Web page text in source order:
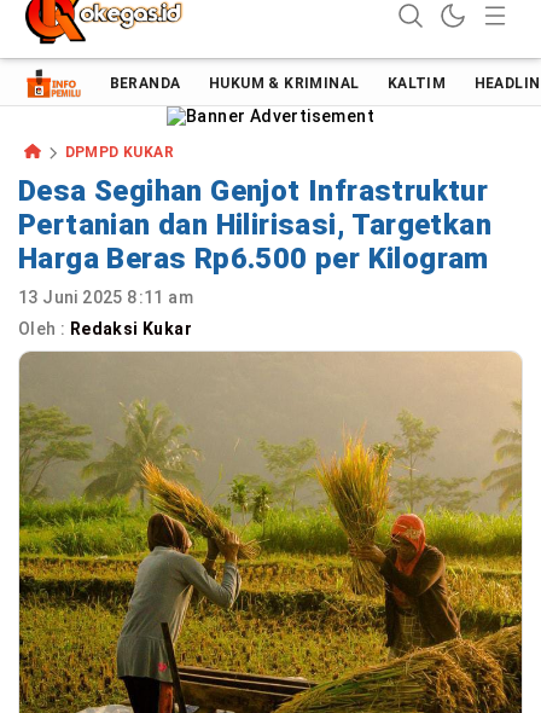
Oke Gas Indonesia | Energi Positif Informasi Terkini!
BERANDA HUKUM & KRIMINAL KALTIM
DPMPD KUKAR
Desa Segihan Genjot Infrastruktur
Pertanian dan Hilirisasi, Targetkan
Harga Beras Rp6.500 per Kilogram
13 Juni 2025 8:11 am
Oleh : Redaksi Kukar